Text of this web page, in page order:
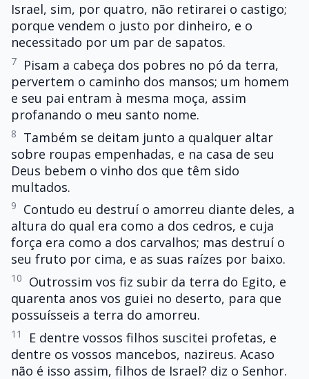
Israel, sim, por quatro, não retirarei o castigo;
porque vendem o justo por dinheiro, e o
necessitado por um par de sapatos.
7
Pisam a cabeça dos pobres no pó da terra,
pervertem o caminho dos mansos; um homem
e seu pai entram à mesma moça, assim
profanando o meu santo nome.
8
Também se deitam junto a qualquer altar
sobre roupas empenhadas, e na casa de seu
Deus bebem o vinho dos que têm sido
multados.
9
Contudo eu destruí o amorreu diante deles, a
altura do qual era como a dos cedros, e cuja
força era como a dos carvalhos; mas destruí o
seu fruto por cima, e as suas raízes por baixo.
10
Outrossim vos fiz subir da terra do Egito, e
quarenta anos vos guiei no deserto, para que
possuísseis a terra do amorreu.
11
E dentre vossos filhos suscitei profetas, e
dentre os vossos mancebos, nazireus. Acaso
não é isso assim, filhos de Israel? diz o Senhor.